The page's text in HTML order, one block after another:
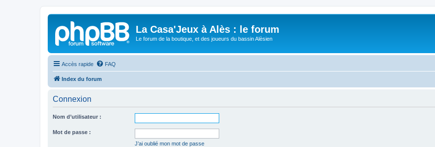
La Casa'Jeux à Alès : le forum
Le forum de la boutique, et des joueurs du bassin Alèsien
Accès rapide FAQ
Index du forum
Connexion
Nom d’utilisateur :
Mot de passe :
J’ai oublié mon mot de passe